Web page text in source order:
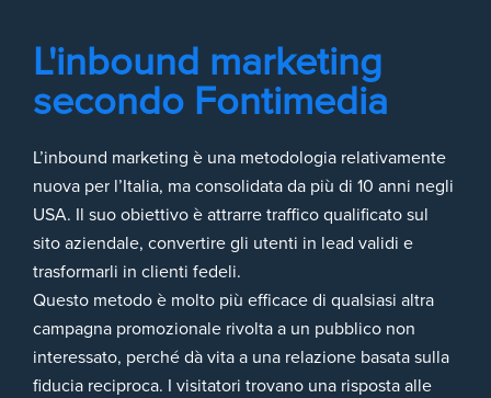
L'inbound marketing
secondo Fontimedia
L’inbound marketing è una metodologia relativamente
nuova per l’Italia, ma consolidata da più di 10 anni negli
USA. Il suo obiettivo è attrarre traffico qualificato sul
sito aziendale, convertire gli utenti in lead validi e
trasformarli in clienti fedeli.
Questo metodo è molto più efficace di qualsiasi altra
campagna promozionale rivolta a un pubblico non
interessato, perché dà vita a una relazione basata sulla
fiducia reciproca. I visitatori trovano una risposta alle